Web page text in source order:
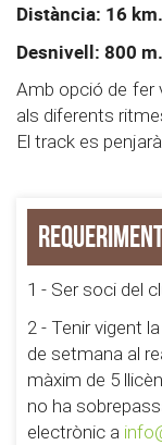
Distància: 16 km.
Desnivell: 800 m.
Amb opció de fer
als diferents
El track es
1 - Ser soci del
2 - Tenir vigent la
de setmana al
màxim de 5
no ha
electrònic a